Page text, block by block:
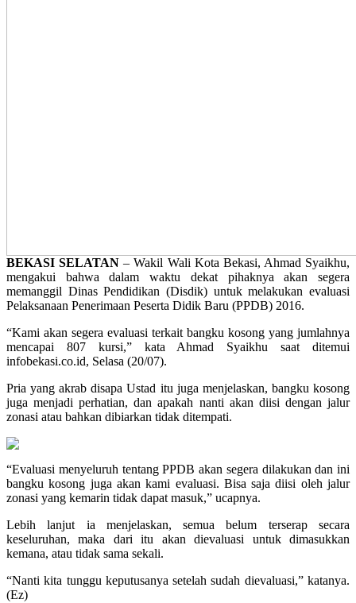
BEKASI SELATAN – Wakil Wali Kota Bekasi, Ahmad Syaikhu,
mengakui bahwa dalam waktu dekat pihaknya akan segera
memanggil Dinas Pendidikan (Disdik) untuk melakukan evaluasi
Pelaksanaan Penerimaan Peserta Didik Baru (PPDB) 2016.
“Kami akan segera evaluasi terkait bangku kosong yang jumlahnya
mencapai 807 kursi,” kata Ahmad Syaikhu saat ditemui
infobekasi.co.id, Selasa (20/07).
Pria yang akrab disapa Ustad itu juga menjelaskan, bangku kosong
juga menjadi perhatian, dan apakah nanti akan diisi dengan jalur
zonasi atau bahkan dibiarkan tidak ditempati.
“Evaluasi menyeluruh tentang PPDB akan segera dilakukan dan ini
bangku kosong juga akan kami evaluasi. Bisa saja diisi oleh jalur
zonasi yang kemarin tidak dapat masuk,” ucapnya.
Lebih lanjut ia menjelaskan, semua belum terserap secara
keseluruhan, maka dari itu akan dievaluasi untuk dimasukkan
kemana, atau tidak sama sekali.
“Nanti kita tunggu keputusanya setelah sudah dievaluasi,” katanya.
(Ez)